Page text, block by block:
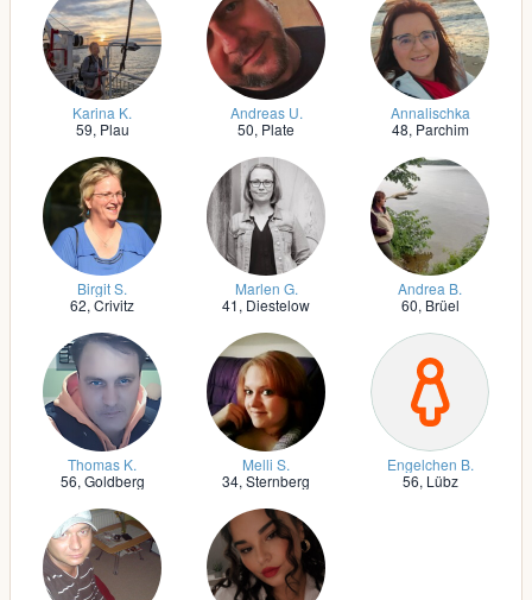
Karina K.
59, Plau
Andreas U.
50, Plate
Annalischka
48, Parchim
Birgit S.
62, Crivitz
Marlen G.
41, Diestelow
Andrea B.
60, Brüel
Thomas K.
56, Goldberg
Melli S.
34, Sternberg
Engelchen B.
56, Lübz